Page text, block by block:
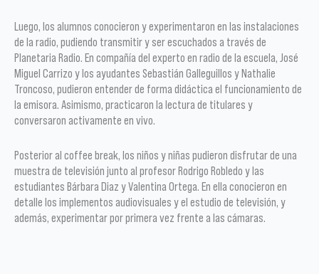
Luego, los alumnos conocieron y experimentaron en las instalaciones
de la radio, pudiendo transmitir y ser escuchados a través de
Planetaria Radio. En compañía del experto en radio de la escuela, José
Miguel Carrizo y los ayudantes Sebastián Galleguillos y Nathalie
Troncoso, pudieron entender de forma didáctica el funcionamiento de
la emisora. Asimismo, practicaron la lectura de titulares y
conversaron activamente en vivo.
Posterior al coffee break, los niños y niñas pudieron disfrutar de una
muestra de televisión junto al profesor Rodrigo Robledo y las
estudiantes Bárbara Diaz y Valentina Ortega. En ella conocieron en
detalle los implementos audiovisuales y el estudio de televisión, y
además, experimentar por primera vez frente a las cámaras.